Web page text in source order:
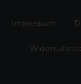
Impressum